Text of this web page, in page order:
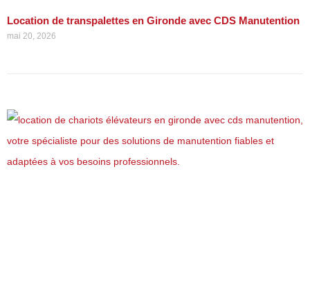
Location de transpalettes en Gironde avec CDS Manutention
mai 20, 2026